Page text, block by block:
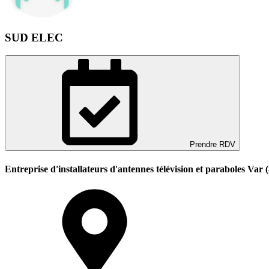
SUD ELEC
Prendre RDV
Entreprise d'installateurs d'antennes télévision et paraboles Var